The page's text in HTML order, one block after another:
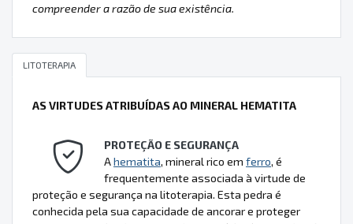
compreender a razão de sua existência.
LITOTERAPIA
AS VIRTUDES ATRIBUÍDAS AO MINERAL HEMATITA
PROTEÇÃO E SEGURANÇA
Ahematita, mineral rico em ferro, é
frequentemente associada à virtude de
proteção e segurança na litoterapia. Esta pedra é
conhecida pela sua capacidade de ancorar e proteger